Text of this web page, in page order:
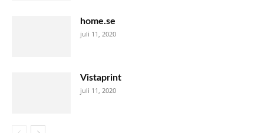
home.se
juli 11, 2020
Vistaprint
juli 11, 2020